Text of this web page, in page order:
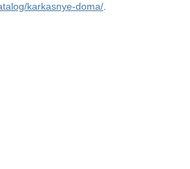
karkasnye-doma/